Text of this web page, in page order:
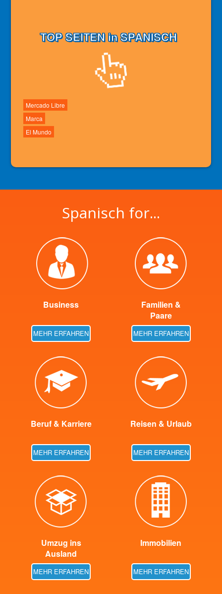
TOP SEITEN in SPANISCH
Mercado Libre
Marca
El Mundo
Spanisch for...
Business
MEHR ERFAHREN
Familien &
Paare
MEHR ERFAHREN
Beruf & Karriere
MEHR ERFAHREN
Reisen & Urlaub
MEHR ERFAHREN
Umzug ins
Ausland
MEHR ERFAHREN
Immobilien
MEHR ERFAHREN